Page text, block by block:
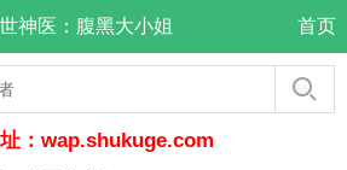
神医：腹黑大小姐 首页
：wap.shukuge.com